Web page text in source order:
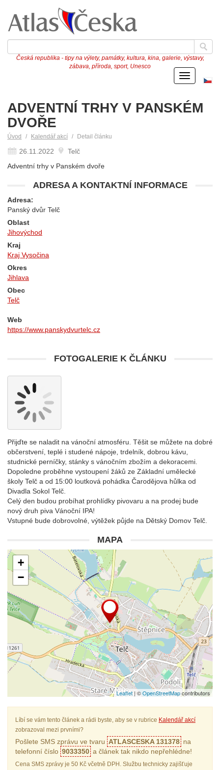
Česká republika - tipy na výlety, památky, kultura, kina, galerie, výstavy,
zábava, příroda, sport, Unesco
Menu
ADVENTNÍ TRHY V PANSKÉM
DVOŘE
Úvod Kalendář akcí Detail článku
26.11.2022
Telč
Adventní trhy v Panském dvoře
ADRESA A KONTAKTNÍ INFORMACE
Adresa:
Panský dvůr Telč
Oblast
Jihovýchod
Kraj
Kraj Vysočina
Okres
Jihlava
Obec
Telč
Web
https://www.panskydvurtelc.cz
FOTOGALERIE K ČLÁNKU
Přijďte se naladit na vánoční atmosféru. Těšit se můžete na dobré
občerstvení, teplé i studené nápoje, trdelník, dobrou kávu,
studnické perníčky, stánky s vánočním zbožím a dekoracemi.
Dopoledne proběhne vystoupení žáků ze Základní umělecké
školy Telč a od 15:00 loutková pohádka Čarodějova hůlka od
Divadla Sokol Telč.
Celý den budou probíhat prohlídky pivovaru a na prodej bude
nový druh piva Vánoční IPA!
Vstupné bude dobrovolné, výtěžek půjde na Dětský Domov Telč.
MAPA
+
−
Leaflet | ©OpenStreetMapcontributors
Líbí se vám tento článek a rádi byste, aby se v rubrice Kalendář akcí
zobrazoval mezi prvními?
Pošlete SMS zprávu ve tvaru ATLASCESKA 131378 na
telefonní číslo 9033350 a článek tak nikdo nepřehlédne!
Cena SMS zprávy je 50 Kč včetně DPH. Službu technicky zajišťuje